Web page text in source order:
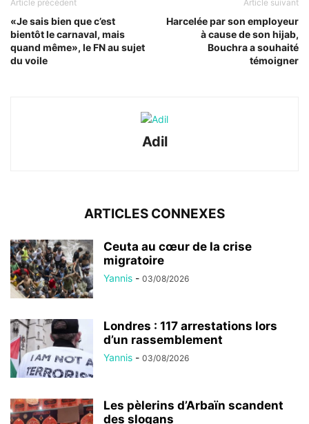
Article précédent
«Je sais bien que c’est
bientôt le carnaval, mais
quand même», le FN au sujet
du voile
Article suivant
Harcelée par son employeur
à cause de son hijab,
Bouchra a souhaité
témoigner
Adil
ARTICLES CONNEXES
Ceuta au cœur de la crise
migratoire
Yannis - 03/08/2026
Londres : 117 arrestations lors
d’un rassemblement
Yannis - 03/08/2026
Les pèlerins d’Arbaïn scandent
des slogans